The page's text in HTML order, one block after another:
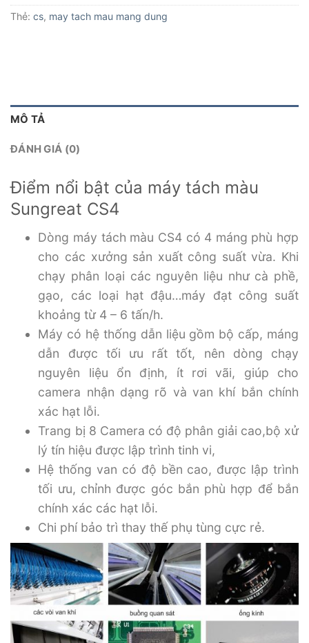
Thẻ: cs, may tach mau mang dung
MÔ TẢ
ĐÁNH GIÁ (0)
Điểm nổi bật của máy tách màu
Sungreat CS4
Dòng máy tách màu CS4 có 4 máng phù hợp
cho các xưởng sản xuất công suất vừa. Khi
chạy phân loại các nguyên liệu như cà phề,
gạo, các loại hạt đậu…máy đạt công suất
khoảng từ 4 – 6 tấn/h.
Máy có hệ thống dẫn liệu gồm bộ cấp, máng
dẫn được tối ưu rất tốt, nên dòng chạy
nguyên liệu ổn định, ít rơi vãi, giúp cho
camera nhận dạng rõ và van khí bắn chính
xác hạt lỗi.
Trang bị 8 Camera có độ phân giải cao,bộ xử
lý tín hiệu được lập trình tinh vi,
Hệ thống van có độ bền cao, được lập trình
tối ưu, chỉnh được góc bắn phù hợp để bắn
chính xác các hạt lỗi.
Chi phí bảo trì thay thế phụ tùng cực rẻ.